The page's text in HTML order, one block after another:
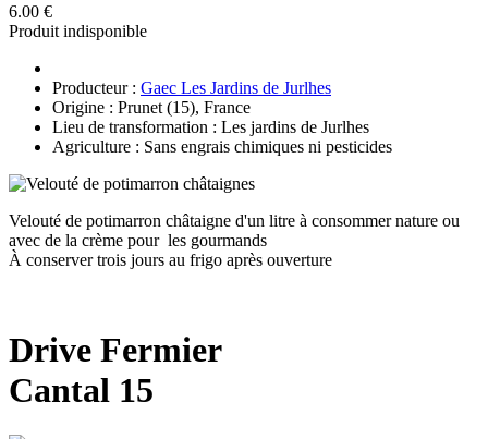
6.00 €
Produit indisponible
Producteur : Gaec Les Jardins de Jurlhes
Origine : Prunet (15), France
Lieu de transformation : Les jardins de Jurlhes
Agriculture : Sans engrais chimiques ni pesticides
Velouté de potimarron châtaigne d'un litre à consommer nature ou
avec de la crème pour les gourmands
À conserver trois jours au frigo après ouverture
Drive Fermier
Cantal 15